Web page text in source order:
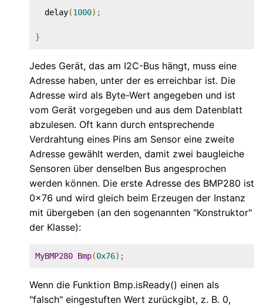
  delay
(1000);
}
Jedes Gerät, das am I2C-Bus hängt, muss eine
Adresse haben, unter der es erreichbar ist. Die
Adresse wird als Byte-Wert angegeben und ist
vom Gerät vorgegeben und aus dem Datenblatt
abzulesen. Oft kann durch entsprechende
Verdrahtung eines Pins am Sensor eine zweite
Adresse gewählt werden, damit zwei baugleiche
Sensoren über denselben Bus angesprochen
werden können. Die erste Adresse des BMP280 ist
0x76 und wird gleich beim Erzeugen der Instanz
mit übergeben (an den sogenannten "Konstruktor"
der Klasse):
MyBMP280 Bmp(0x76);
Wenn die Funktion Bmp.isReady() einen als
"falsch" eingestuften Wert zurückgibt, z. B. 0,